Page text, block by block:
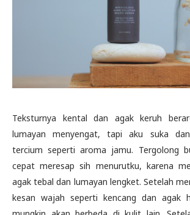
Teksturnya kental dan agak keruh
lumayan menyengat, tapi aku suka
tercium seperti aroma jamu. Tergolong
cepat meresap sih menurutku, karena
agak tebal dan lumayan lengket. Setelah
kesan wajah seperti kencang dan agak